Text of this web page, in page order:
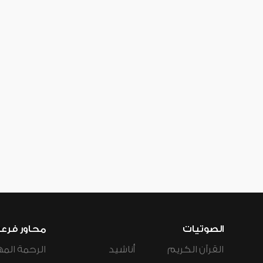
الصوتيات
القرآن الكريم
أناشيد
محاور
الرحمة